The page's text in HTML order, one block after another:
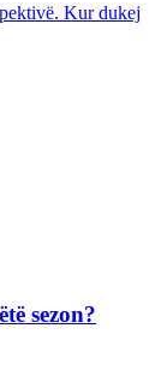
Kur dukej
sezon?